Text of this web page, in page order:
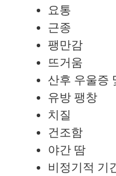
요통
근종
팽만감
뜨거움
산후 우울증
유방 팽창
치질
건조함
야간 땀
비정기적 기